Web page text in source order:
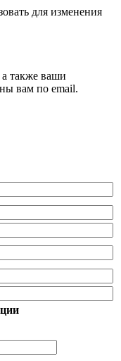
для изменения
а также ваши
вам по email.